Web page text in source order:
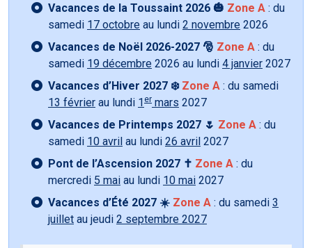
Vacances de la Toussaint 2026 🎃 Zone A : du
samedi 17 octobre au lundi 2 novembre 2026
Vacances de Noël 2026-2027 🎅 Zone A : du
samedi 19 décembre 2026 au lundi 4 janvier 2027
Vacances d’Hiver 2027 ❄️ Zone A : du samedi
13 février au lundi 1 er mars 2027
Vacances de Printemps 2027 🌷 Zone A : du
samedi 10 avril au lundi 26 avril 2027
Pont de l’Ascension 2027 ✝️ Zone A : du
mercredi 5 mai au lundi 10 mai 2027
Vacances d’Été 2027 ☀️ Zone A : du samedi 3
juillet au jeudi 2 septembre 2027